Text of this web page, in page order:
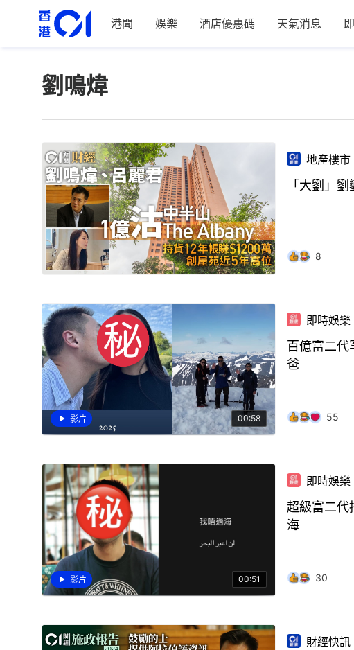
港聞 娛樂 酒店優惠碼 天氣消息
劉鳴煒
地產樓市
「大劉」
8
影片 00:58
即時娛樂
百億富二
爸
55
影片 00:51
即時娛樂
超級富二
海
30
財經快訊